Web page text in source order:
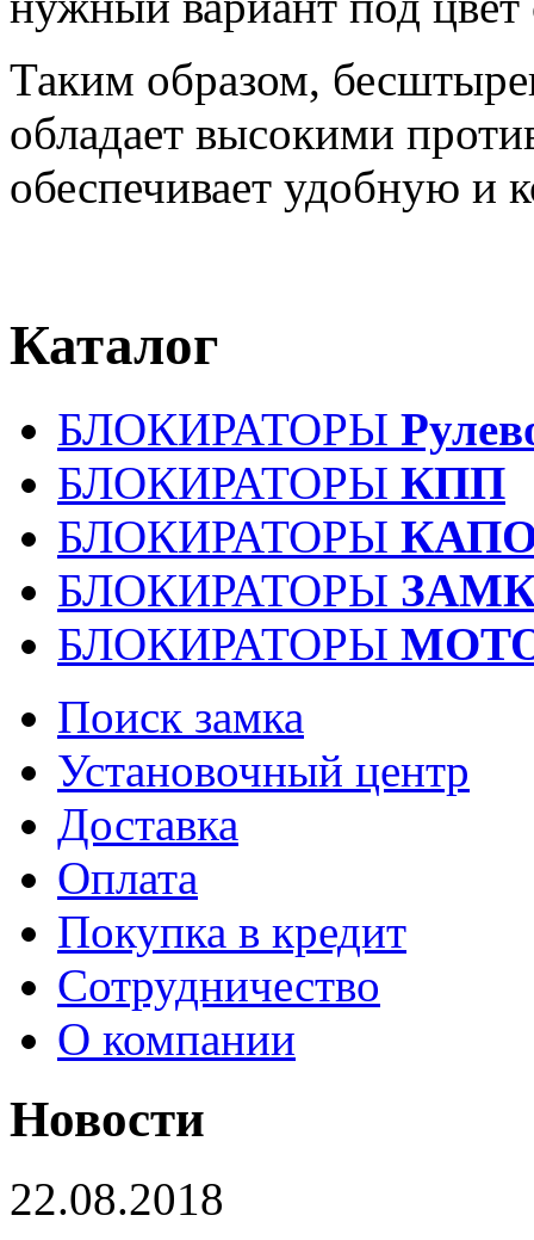
Таким образом,
обладает высокими
обеспечивает удобную и
Каталог
БЛОКИРАТОРЫ
БЛОКИРАТОРЫ КПП
БЛОКИРАТОРЫ
БЛОКИРАТОРЫ
БЛОКИРАТОРЫ
Поиск замка
Установочный центр
Доставка
Оплата
Покупка в кредит
Сотрудничество
О компании
Новости
22.08.2018